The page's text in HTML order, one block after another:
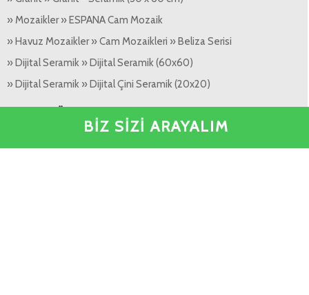
BİZ SİZİ ARAYALIM
» Mozaikler » ESPANA Cam Mozaik
» Havuz Mozaikler » Cam Mozaikleri » Beliza Serisi
» Dijital Seramik » Dijital Seramik (60x60)
» Dijital Seramik » Dijital Çini Seramik (20x20)
Popüler Ürünler »